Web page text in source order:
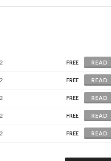
FREE READ
FREE READ
FREE READ
FREE READ
FREE READ